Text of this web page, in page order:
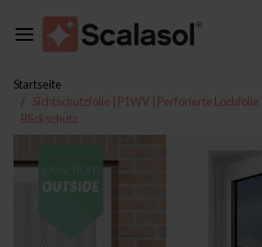
Startseite
Sichtschutzfolie | P1WV | Perforierte
Blickschutz